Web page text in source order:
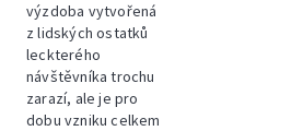
výzdoba vytvořená
z lidských ostatků
leckterého
návštěvníka trochu
zarazí, ale je pro
dobu vzniku celkem